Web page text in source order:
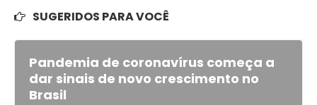
SUGERIDOS PARA VOCÊ
Pandemia de coronavírus começa a
dar sinais de novo crescimento no
Brasil